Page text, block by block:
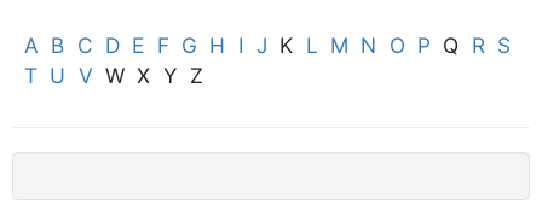
A B C D E F G H I J K L M N O P Q R S
T U V W X Y Z